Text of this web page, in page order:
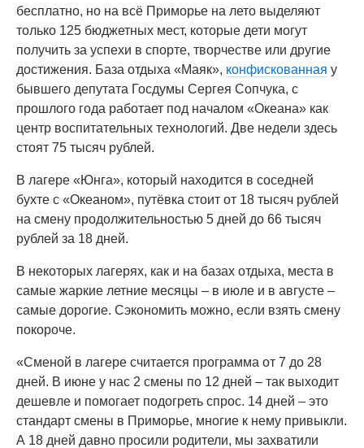
бесплатно, но на всё Приморье на лето выделяют
только 125 бюджетных мест, которые дети могут
получить за успехи в спорте, творчестве или другие
достижения. База отдыха «Маяк», конфискованная у
бывшего депутата Госдумы Сергея Сопчука, с
прошлого года работает под началом «Океана» как
центр воспитательных технологий. Две недели здесь
стоят 75 тысяч рублей.
В лагере «Юнга», который находится в соседней
бухте с «Океаном», путёвка стоит от 18 тысяч рублей
на смену продолжительностью 5 дней до 66 тысяч
рублей за 18 дней.
В некоторых лагерях, как и на базах отдыха, места в
самые жаркие летние месяцы – в июле и в августе –
самые дорогие. Сэкономить можно, если взять смену
покороче.
«Сменой в лагере считается программа от 7 до 28
дней. В июне у нас 2 смены по 12 дней – так выходит
дешевле и помогает подогреть спрос. 14 дней – это
стандарт смены в Приморье, многие к нему привыкли.
А 18 дней давно просили родители, мы захватили